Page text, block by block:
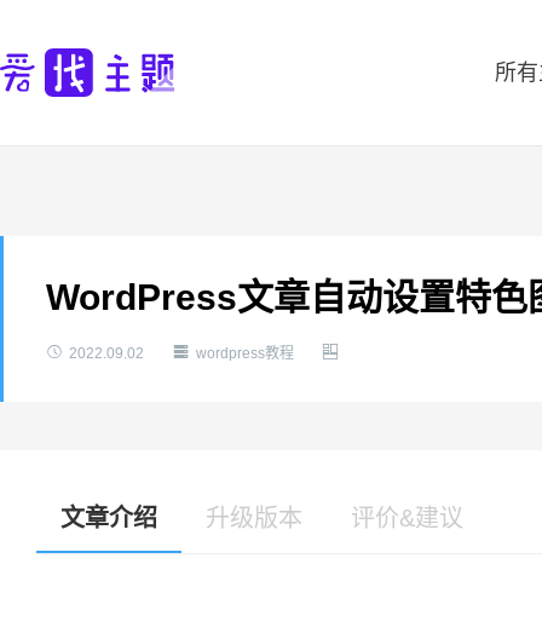
所
WordPress文章自动设置特色
 2022.09.02  wordpress教程 
文章介绍 升级版本 评价&建议